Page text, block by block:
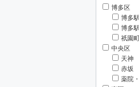
博多区
博多
博多
祇園
中央区
天神
赤坂
薬院